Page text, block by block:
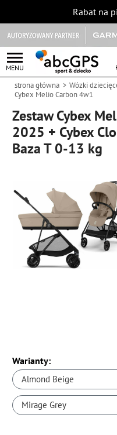
Rabat na
MENU
strona główna Wózki
Cybex Melio Carbon 4w1
Zestaw Cybex
2025 + Cybex
Baza T 0-13 kg
Warianty:
Almond Beige
Mirage Grey